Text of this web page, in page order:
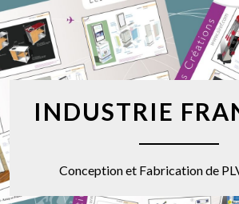
INDUSTRIE
Conception et Fabrication de